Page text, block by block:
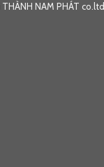
THÀNH NAM PHÁT co.ltd